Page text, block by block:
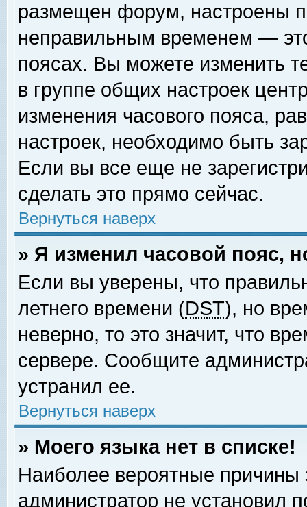
размещен форум, настроены
неправильным временем —
поясах. Вы можете изменить
в группе общих настроек
изменения часового пояса,
настроек, необходимо быть
Если вы все еще не
сделать это прямо сейчас.
Вернуться наверх
» Я изменил часовой пояс,
Если вы уверены, что
летнего времени (DST), но
неверно, то это значит, что
сервере. Сообщите
устранил ее.
Вернуться наверх
» Моего языка нет в списке!
Наиболее вероятные причины
администратор не установил